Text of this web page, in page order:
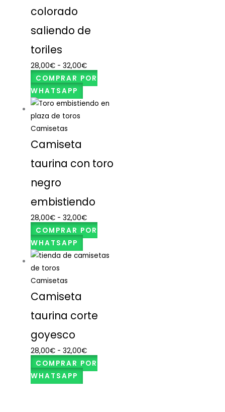
colorado
saliendo de
toriles
28,00€ - 32,00€
COMPRAR POR
WHATSAPP
Camisetas
Camiseta
taurina con toro
negro
embistiendo
28,00€ - 32,00€
COMPRAR POR
WHATSAPP
Camisetas
Camiseta
taurina corte
goyesco
28,00€ - 32,00€
COMPRAR POR
WHATSAPP